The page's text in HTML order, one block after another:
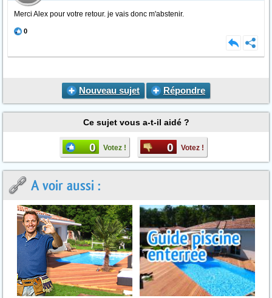
Merci Alex pour votre retour. je vais donc m'abstenir.
0
Nouveau sujet Répondre
Ce sujet vous a-t-il aidé ?
0 Votez ! 0 Votez !
A voir aussi :